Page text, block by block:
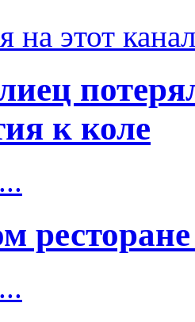
на этот
к коле